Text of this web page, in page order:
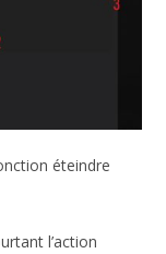
éteindre
l’action